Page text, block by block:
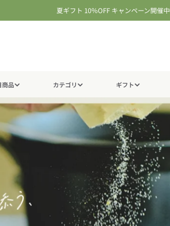
夏ギフト 10％OFF キャンペーン開催中
商品 カテゴリ ギフト